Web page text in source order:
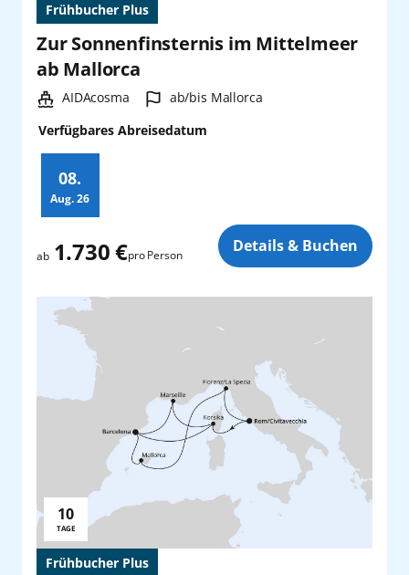
Frühbucher Plus
Zur Sonnenfinsternis im Mittelmeer
ab Mallorca
Schiff:
AIDAcosma Hafen:
ab/bis Mallorca
Verfügbares Abreisedatum
08.
Aug. 26
ab 1.730 €pro Person Details & Buchen
Frühbucher Plus
Reisedauer:
10
TAGE